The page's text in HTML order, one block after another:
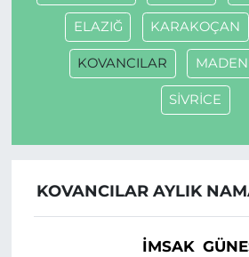
ELAZIĞ KARAKOÇAN
KOVANCILAR MADEN
SİVRİCE
KOVANCILAR AYLIK
İMSAK